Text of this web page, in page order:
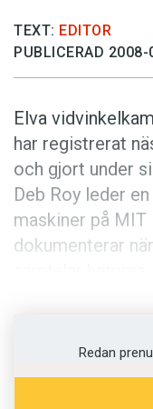
Annonsera
Press
TEXT: EDITOR
PUBLICERAD
Elva
har registrerat
och gjort under
Deb Roy leder
maskiner på MIT
dokumenterar
är att förstå hur
och andra
Redan